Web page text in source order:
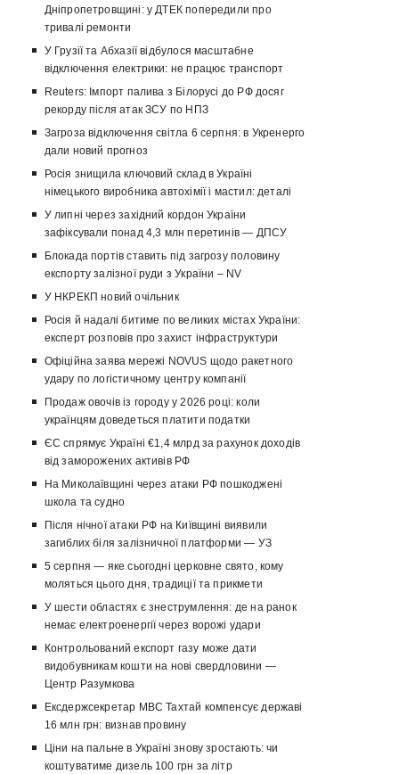
Дніпропетровщині: у ДТЕК попередили про
тривалі ремонти
У Грузії та Абхазії відбулося масштабне
відключення електрики: не працює транспорт
Reuters: Імпорт палива з Білорусі до РФ досяг
рекорду після атак ЗСУ по НПЗ
Загроза відключення світла 6 серпня: в Укренерго
дали новий прогноз
Росія знищила ключовий склад в Україні
німецького виробника автохімії і мастил: деталі
У липні через західний кордон України
зафіксували понад 4,3 млн перетинів — ДПСУ
Блокада портів ставить під загрозу половину
експорту залізної руди з України – NV
У НКРЕКП новий очільник
Росія й надалі битиме по великих містах України:
експерт розповів про захист інфраструктури
Офіційна заява мережі NOVUS щодо ракетного
удару по логістичному центру компанії
Продаж овочів із городу у 2026 році: коли
українцям доведеться платити податки
ЄС спрямує Україні €1,4 млрд за рахунок доходів
від заморожених активів РФ
На Миколаївщині через атаки РФ пошкоджені
школа та судно
Після нічної атаки РФ на Київщині виявили
загиблих біля залізничної платформи — УЗ
5 серпня — яке сьогодні церковне свято, кому
моляться цього дня, традиції та прикмети
У шести областях є знеструмлення: де на ранок
немає електроенергії через ворожі удари
Контрольований експорт газу може дати
видобувникам кошти на нові свердловини —
Центр Разумкова
Ексдержсекретар МВС Тахтай компенсує державі
16 млн грн: визнав провину
Ціни на пальне в Україні знову зростають: чи
коштуватиме дизель 100 грн за літр